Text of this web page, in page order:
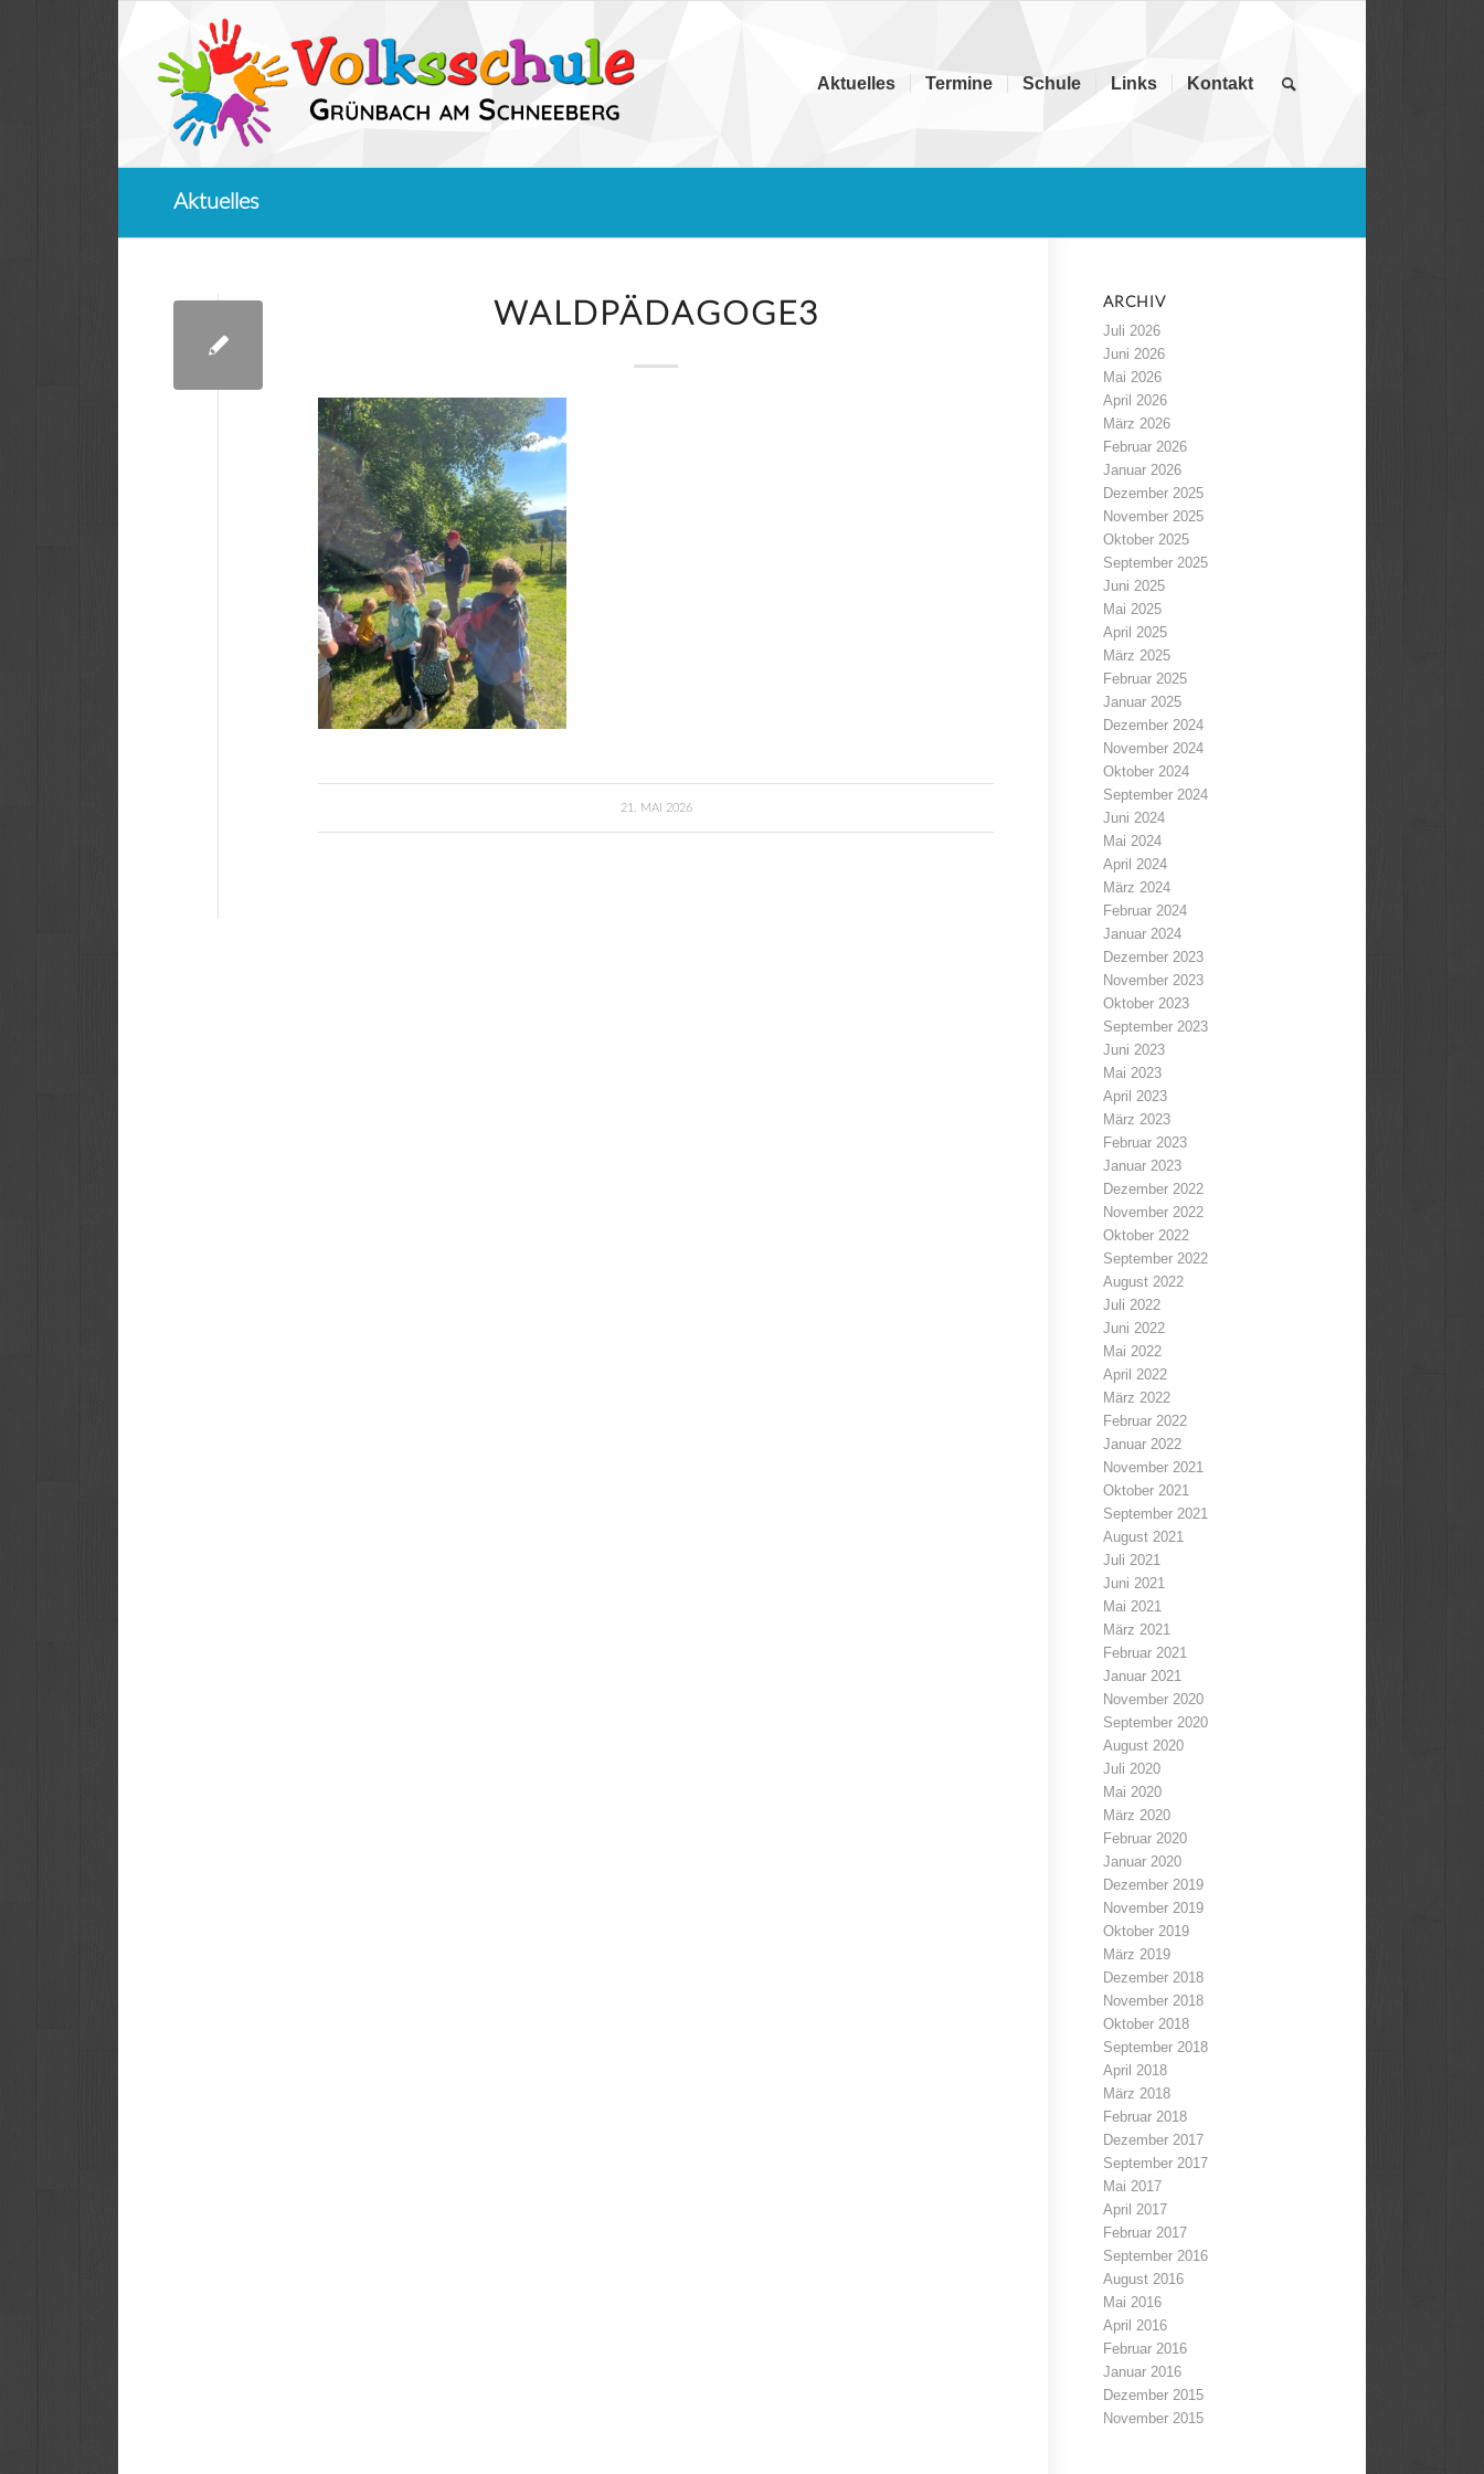
Aktuelles Termine Schule Links Kontakt
Aktuelles
WALDPÄDAGOGE3
21. MAI 2026
ARCHIV
Juli 2026
Juni 2026
Mai 2026
April 2026
März 2026
Februar 2026
Januar 2026
Dezember 2025
November 2025
Oktober 2025
September 2025
Juni 2025
Mai 2025
April 2025
März 2025
Februar 2025
Januar 2025
Dezember 2024
November 2024
Oktober 2024
September 2024
Juni 2024
Mai 2024
April 2024
März 2024
Februar 2024
Januar 2024
Dezember 2023
November 2023
Oktober 2023
September 2023
Juni 2023
Mai 2023
April 2023
März 2023
Februar 2023
Januar 2023
Dezember 2022
November 2022
Oktober 2022
September 2022
August 2022
Juli 2022
Juni 2022
Mai 2022
April 2022
März 2022
Februar 2022
Januar 2022
November 2021
Oktober 2021
September 2021
August 2021
Juli 2021
Juni 2021
Mai 2021
März 2021
Februar 2021
Januar 2021
November 2020
September 2020
August 2020
Juli 2020
Mai 2020
März 2020
Februar 2020
Januar 2020
Dezember 2019
November 2019
Oktober 2019
März 2019
Dezember 2018
November 2018
Oktober 2018
September 2018
April 2018
März 2018
Februar 2018
Dezember 2017
September 2017
Mai 2017
April 2017
Februar 2017
September 2016
August 2016
Mai 2016
April 2016
Februar 2016
Januar 2016
Dezember 2015
November 2015